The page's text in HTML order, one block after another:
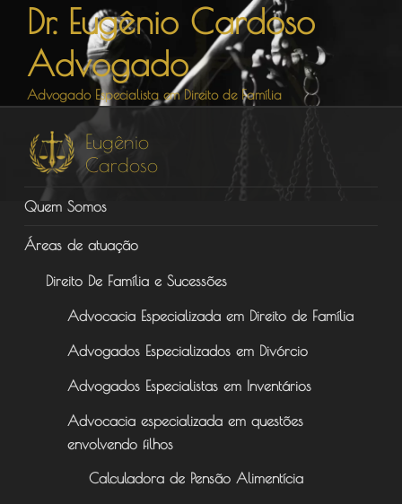
Pular
conteúdo
Dr. Eugênio Cardoso
Advogado
Advogado Especialista em Direito de Família
Quem Somos
Áreas de atuação
Direito De Família e Sucessões
Advocacia Especializada em Direito de Família
Advogados Especializados em Divórcio
Advogados Especialistas em Inventários
Advocacia especializada em questões
envolvendo filhos
Calculadora de Pensão Alimentícia